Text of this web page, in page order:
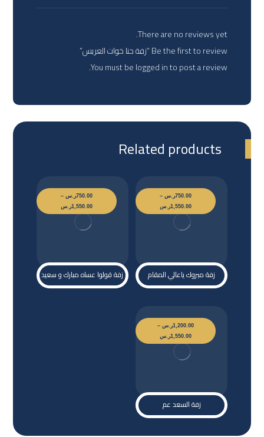
There are no reviews yet.
Be the first to review “زفة حنا خوات العريس”
You must belogged into post a review.
Related products
زفة مبروك ياعالي المقام
750.00ر.س –
1,550.00ر.س
زفة قولوا عساه مبارك و سعيد
750.00ر.س –
1,550.00ر.س
زفة السعد عم
1,200.00ر.س –
1,550.00ر.س